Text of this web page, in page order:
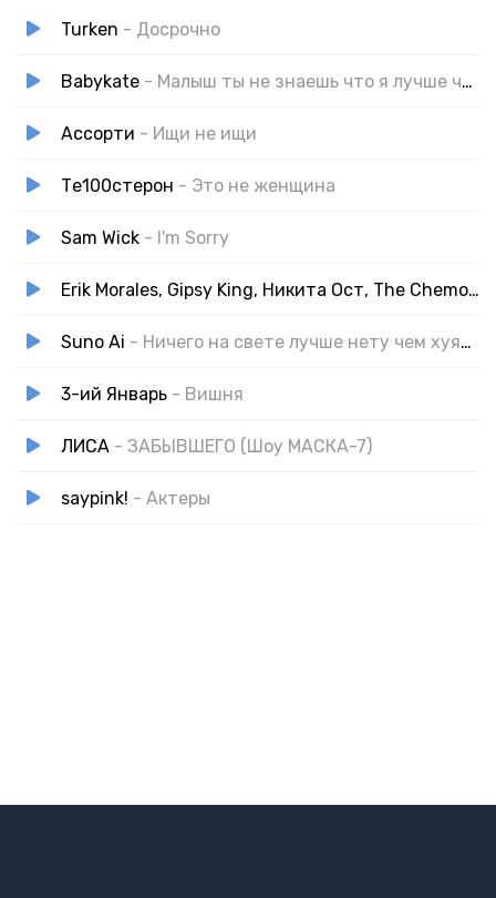
Turken - Досрочно
Babykate - Малыш ты не знаешь что я лучше чем она
Ассорти - Ищи не ищи
Те100стерон - Это не женщина
Sam Wick - I'm Sorry
Erik Morales, Gipsy King, Никита Ост, The Chemodan
Suno Ai - Ничего на свете лучше нету чем хуярить
3-ий Январь - Вишня
ЛИСА - ЗАБЫВШЕГО (Шоу МАСКА-7)
saypink! - Актеры